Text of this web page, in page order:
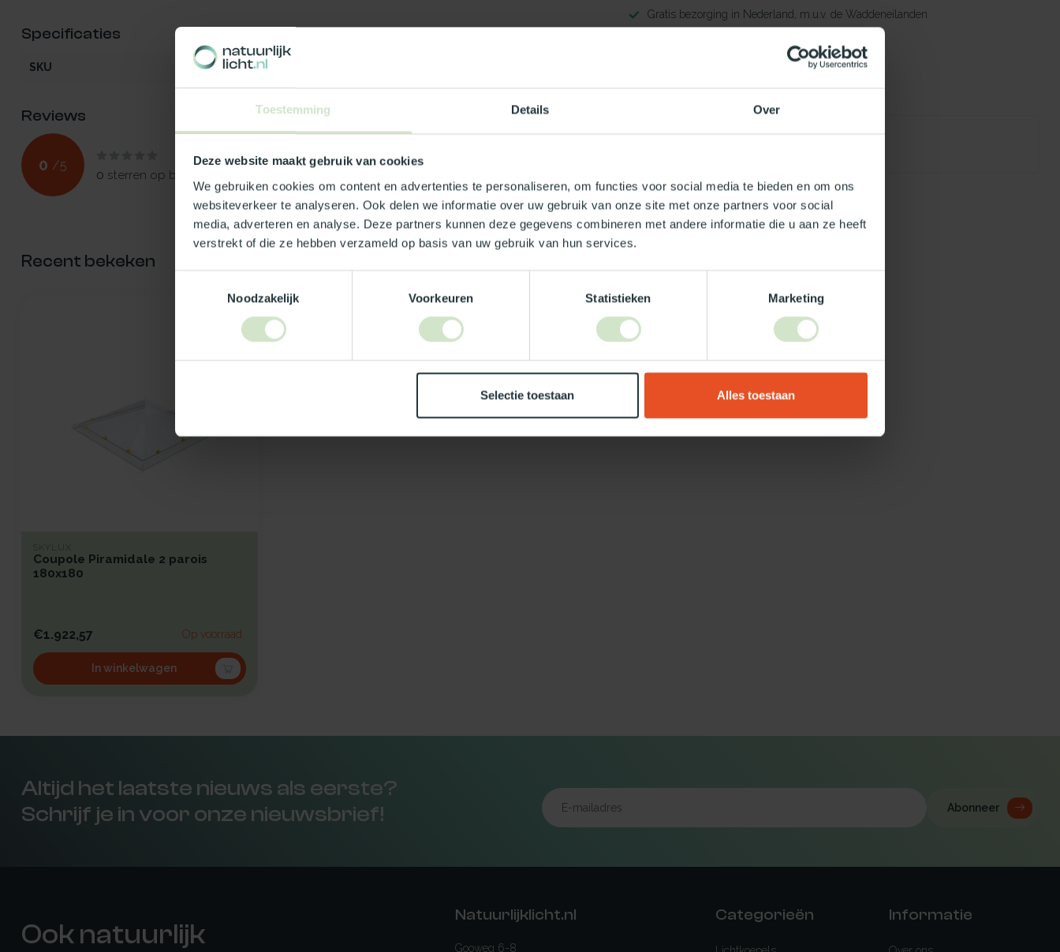
Toestemming Details Over
Deze website maakt gebruik van cookies
We gebruiken cookies om content en advertenties te personaliseren, om functies voor social media te bieden en om ons
websiteverkeer te analyseren. Ook delen we informatie over uw gebruik van onze site met onze partners voor social
media, adverteren en analyse. Deze partners kunnen deze gegevens combineren met andere informatie die u aan ze heeft
verstrekt of die ze hebben verzameld op basis van uw gebruik van hun services.
Noodzakelijk
Voorkeuren Statistieken Marketing
Selectie toestaan Alles toestaan
Specificaties
SKU
Reviews
0 /5
0 sterren op basis van
Gratis bezorging in Nederland, m.u.v. de Waddeneilanden
TypeError: Failed to fetch
Recent bekeken
SKYLUX
Coupole Piramidale 2 parois
180x180
€1.922,57 Op voorraad
In winkelwagen
Altijd het laatste nieuws als eerste?
Schrijf je in voor onze nieuwsbrief!
Abonneer
Ook natuurlijk
Natuurlijklicht.nl
Gooweg 6-8
Categorieën Informatie